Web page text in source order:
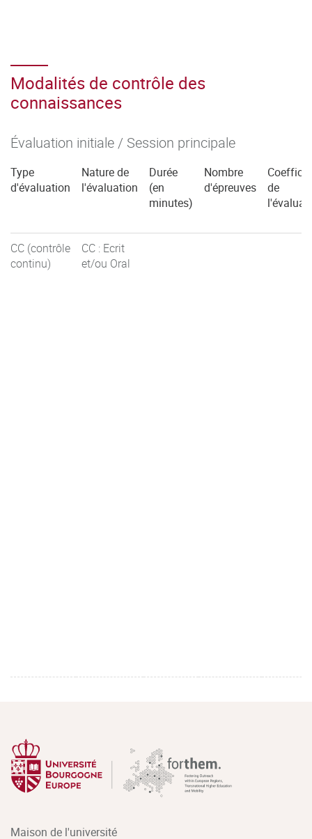
Modalités de contrôle des
connaissances
Évaluation initiale / Session principale
Type
d'évaluation
Nature de
l'évaluation
Durée
(en
minutes)
Nombre
d'épreuves
de
CC (contrôle
continu)
CC : Ecrit
et/ou Oral
Maison de l'université